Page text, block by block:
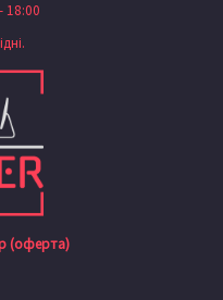
18:00
(оферта)